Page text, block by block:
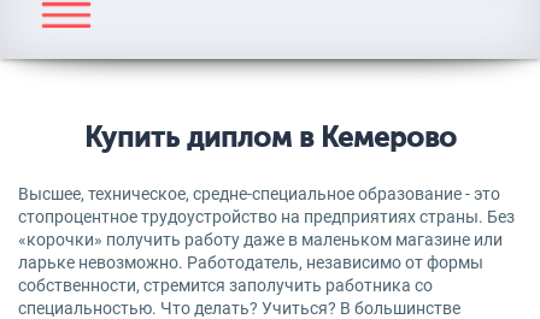
Купить диплом в Кемерово
Высшее, техническое, средне-специальное образование - это
стопроцентное трудоустройство на предприятиях страны. Без
«корочки» получить работу даже в маленьком магазине или
ларьке невозможно. Работодатель, независимо от формы
собственности, стремится заполучить работника со
специальностью. Что делать? Учиться? В большинстве